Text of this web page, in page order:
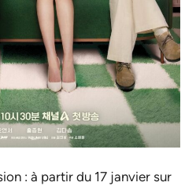
: à partir du 17 janvier sur